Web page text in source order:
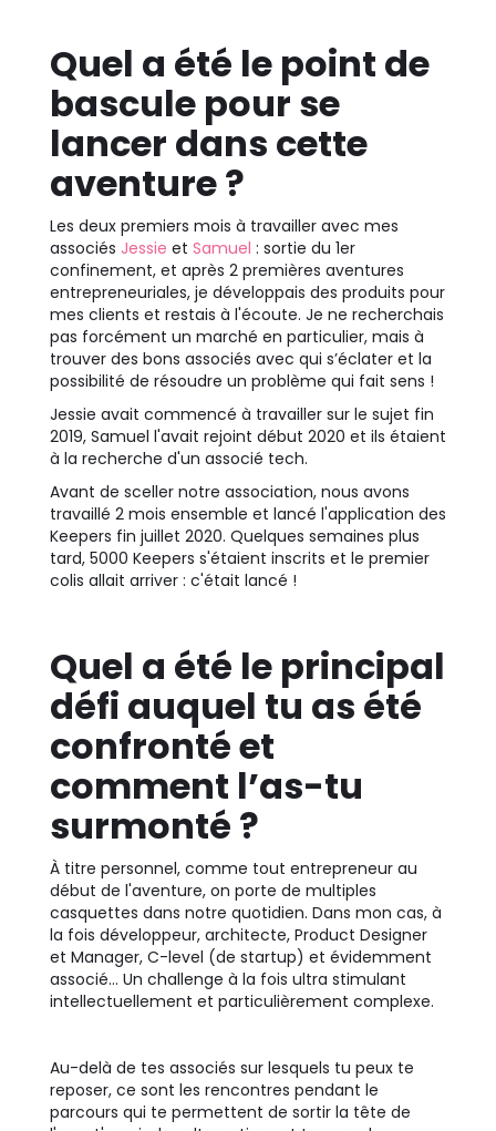
Quel a été le point de
bascule pour se
lancer dans cette
aventure ?
Les deux premiers mois à travailler avec mes
associés Jessie et Samuel : sortie du 1er
confinement, et après 2 premières aventures
entrepreneuriales, je développais des produits pour
mes clients et restais à l'écoute. Je ne recherchais
pas forcément un marché en particulier, mais à
trouver des bons associés avec qui s’éclater et la
possibilité de résoudre un problème qui fait sens !
Jessie avait commencé à travailler sur le sujet fin
2019, Samuel l'avait rejoint début 2020 et ils étaient
à la recherche d'un associé tech.
Avant de sceller notre association, nous avons
travaillé 2 mois ensemble et lancé l'application des
Keepers fin juillet 2020. Quelques semaines plus
tard, 5000 Keepers s'étaient inscrits et le premier
colis allait arriver : c'était lancé !
Quel a été le principal
défi auquel tu as été
confronté et
comment l’as-tu
surmonté ?
À titre personnel, comme tout entrepreneur au
début de l'aventure, on porte de multiples
casquettes dans notre quotidien. Dans mon cas, à
la fois développeur, architecte, Product Designer
et Manager, C-level (de startup) et évidemment
associé… Un challenge à la fois ultra stimulant
intellectuellement et particulièrement complexe.
Au-delà de tes associés sur lesquels tu peux te
reposer, ce sont les rencontres pendant le
parcours qui te permettent de sortir la tête de